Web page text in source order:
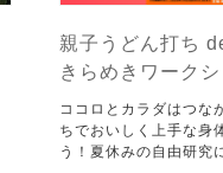
親子うどん打ち
きらめきワーク
ココロとカラダはつな
ちでおいしく上手な身
う！夏休みの自由研究